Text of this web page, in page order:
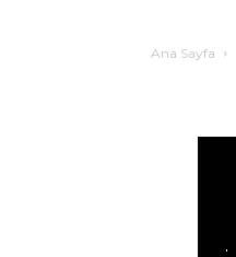
Ana Sayfa